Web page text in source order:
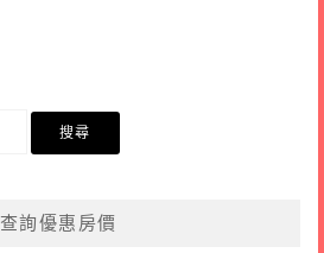
查詢優惠房價